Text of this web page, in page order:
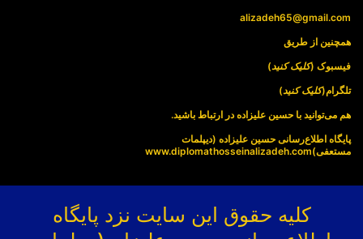
alizadeh65@gmail.com
همچنین از طریق
فیسبوک (کلیک کنید)
تلگرام(کلیک کنید)
هم می‌توانید با حسین علیزاده در ارتباط باشید.
پایگاه اطلاع‌رسانی حسین علیزاده (دیپلمات
مستعفی)www.diplomathosseinalizadeh.com
کلیه حقوق این سایت نزد پایگاه